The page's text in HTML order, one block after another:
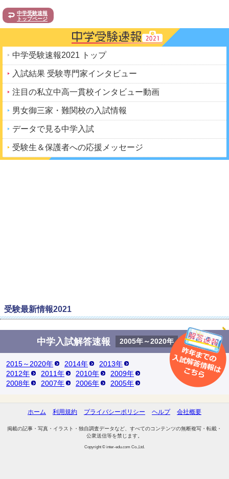
中学受験速報
トップページ
中学受験速報2021 トップ
入試結果 受験専門家インタビュー
注目の私立中高一貫校インタビュー動画
男女御三家・難関校の入試情報
データで見る中学入試
受験生＆保護者への応援メッセージ
受験最新情報2021
中学入試解答速報 2005年～2020年
2015～2020年 2014年
2013年
2012年
2011年 2010年
2009年
2008年
2007年 2006年 2005年
ホーム 利用規約 プライバシーポリシー ヘルプ 会社概要
掲載の記事・写真・イラスト・独自調査データなど、すべてのコンテンツの無断複写・転載・
公衆送信等を禁じます。
Copyright © inter-edu.com Co.,Ltd.